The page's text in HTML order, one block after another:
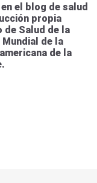
el blog de salud
propia
Salud de la
de la
de la